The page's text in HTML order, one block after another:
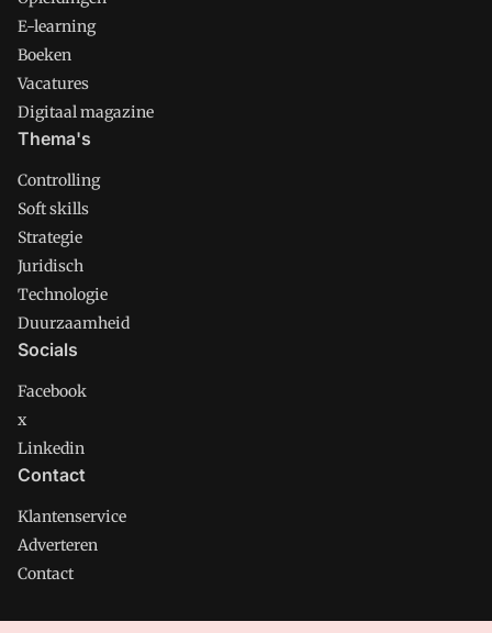
E-learning
Boeken
Vacatures
Digitaal magazine
Thema's
Controlling
Soft skills
Strategie
Juridisch
Technologie
Duurzaamheid
Socials
Facebook
x
Linkedin
Contact
Klantenservice
Adverteren
Contact